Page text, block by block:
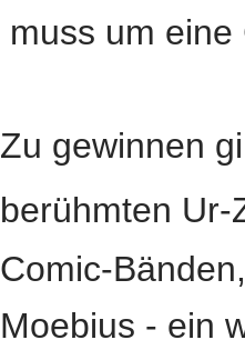
muss um
Zu gewinnen
berühmten
Comic-
Moebius - ein